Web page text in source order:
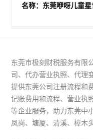
名称：东莞咿呀儿童
东莞市极刻财税服务有限
司、代办营业执照、代理
提供东莞公司注册流程和
记账费用和流程、营业执
等企业服务，助力东莞中
凤岗、塘厦、清溪、樟木